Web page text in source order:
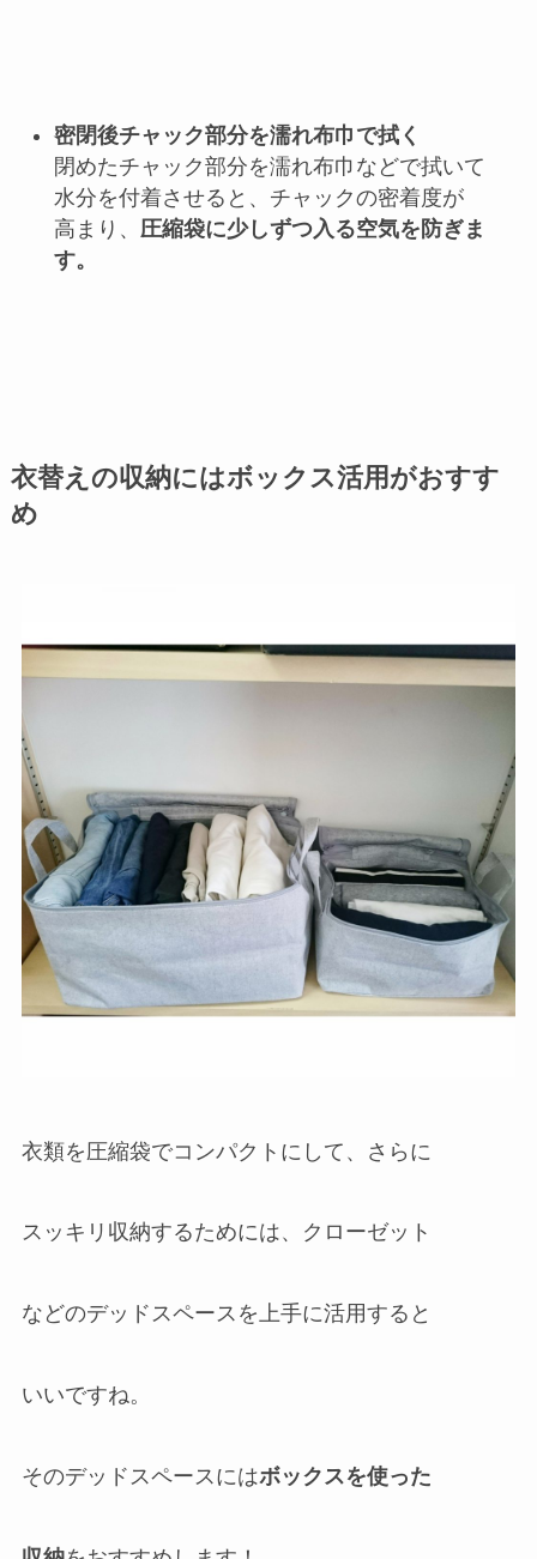
密閉後チャック部分を濡れ布巾で拭く
閉めたチャック部分を濡れ布巾などで拭いて
水分を付着させると、チャックの密着度が
高まり、 圧縮袋に少しずつ入る空気を防ぎま
す。
衣替えの収納にはボックス活用がおすす
め
衣類を圧縮袋でコンパクトにして、さらに
スッキリ収納するためには、クローゼット
などのデッドスペースを上手に活用すると
いいですね。
そのデッドスペースにはボックスを使った